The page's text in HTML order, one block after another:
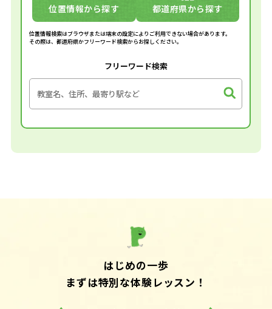
位置情報から探す 都道府県から探す
位置情報検索はブラウザまたは端末の設定によりご利用できない場合があります。
その際は、都道府県かフリーワード検索からお探しください。
フリーワード検索
はじめの一歩
まずは特別な体験レッスン！